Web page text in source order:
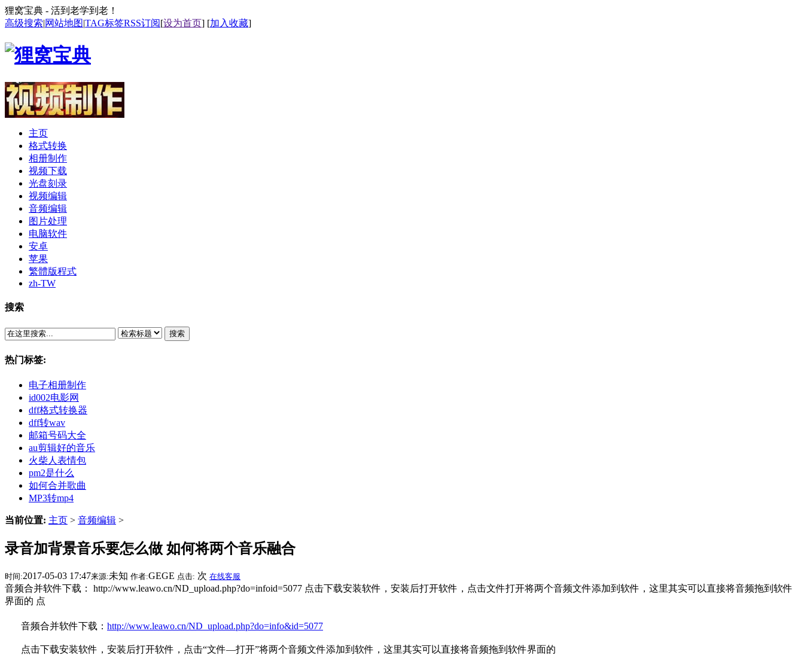
狸窝宝典 - 活到老学到老！
高级搜索|网站地图|TAG标签RSS订阅[设为首页] [加入收藏]
主页
格式转换
相册制作
视频下载
光盘刻录
视频编辑
音频编辑
图片处理
电脑软件
安卓
苹果
繁體版程式
zh-TW
搜索
搜索
热门标签:
电子相册制作
id002电影网
dff格式转换器
dff转wav
邮箱号码大全
au剪辑好的音乐
火柴人表情包
pm2是什么
如何合并歌曲
MP3转mp4
当前位置: 主页 > 音频编辑 >
录音加背景音乐要怎么做 如何将两个音乐融合
时间:2017-05-03 17:47来源:未知 作者:GEGE 点击: 次 在线客服
音频合并软件下载： http://www.leawo.cn/ND_upload.php?do=infoid=5077 点击下载安装软件，安装后打开软件，点击文件打开将两个音频文件添加到软件，这里其实可以直接将音频拖到软件
界面的 点
音频合并软件下载： http://www.leawo.cn/ND_upload.php?do=info&id=5077
点击下载安装软件，安装后打开软件，点击“文件—打开”将两个音频文件添加到软件，这里其实可以直接将音频拖到软件界面的